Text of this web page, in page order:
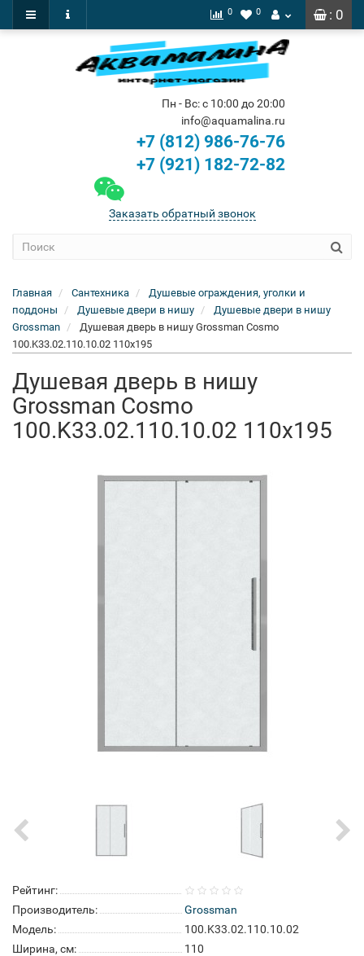
: 0
0 0
Пн - Вс: с 10:00 до 20:00
info@aquamalina.ru
+7 (812) 986-76-76
+7 (921) 182-72-82
Заказать обратный звонок
Главная Сантехника
Душевые ограждения, уголки и
поддоны
Душевые двери в нишу
Душевые двери в нишу
Grossman
Душевая дверь в нишу Grossman Cosmo
100.K33.02.110.10.02 110x195
Душевая дверь в нишу
Grossman Cosmo
100.K33.02.110.10.02 110x195
Рейтинг:
Производитель:
Grossman
Модель:
100.K33.02.110.10.02
Ширина, см:
110